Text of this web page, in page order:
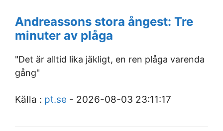
Andreassons stora ångest: Tre
minuter av plåga
"Det är alltid lika jäkligt, en ren plåga varenda
gång"
Källa : pt.se - 2026-08-03 23:11:17